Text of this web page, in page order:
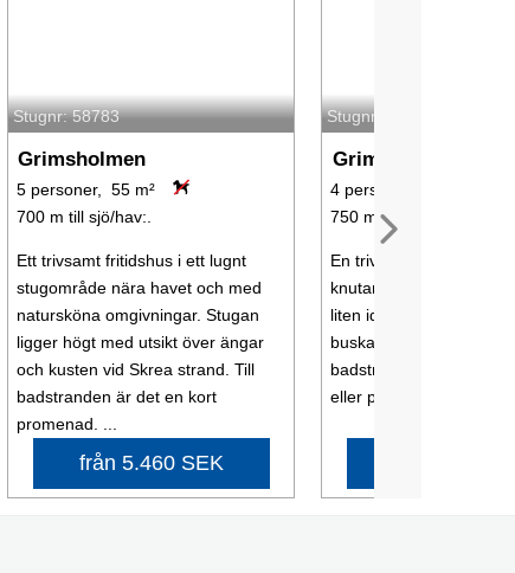
Stugnr: 58783
Grimsholmen
5 personer, 55 m²
700 m till sjö/hav:.
Ett trivsamt fritidshus i ett lugnt
stugområde nära havet och med
natursköna omgivningar. Stugan
ligger högt med utsikt över ängar
och kusten vid Skrea strand. Till
badstranden är det en kort
promenad. ...
från 5.460 SEK
Stugnr: 65710
Grimsholmen
4 personer, 40 m²
750 m till sjö/hav:.
En trivsam röd liten
knutar i ett lugnt
liten idyll inbäddad i
buskar och med vy mot
badstranden är det en
eller promenad. Hela